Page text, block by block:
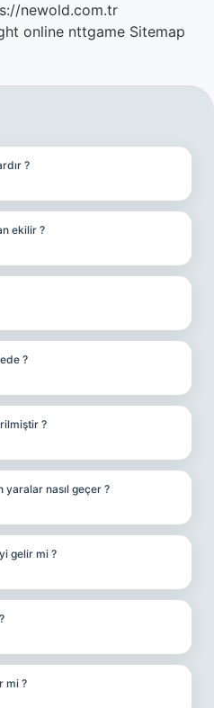
newold.com.tr
online nttgame Sitemap
?
ekilir ?
?
?
yaralar nasıl geçer ?
gelir mi ?
mi ?